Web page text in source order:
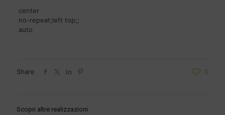
center
no-repeat;left top;;
auto
Share 0
Scopri altre realizzazioni